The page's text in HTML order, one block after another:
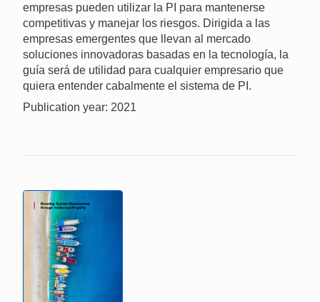
empresas pueden utilizar la PI para mantenerse
competitivas y manejar los riesgos. Dirigida a las
empresas emergentes que llevan al mercado
soluciones innovadoras basadas en la tecnología, la
guía será de utilidad para cualquier empresario que
quiera entender cabalmente el sistema de PI.
Publication year: 2021